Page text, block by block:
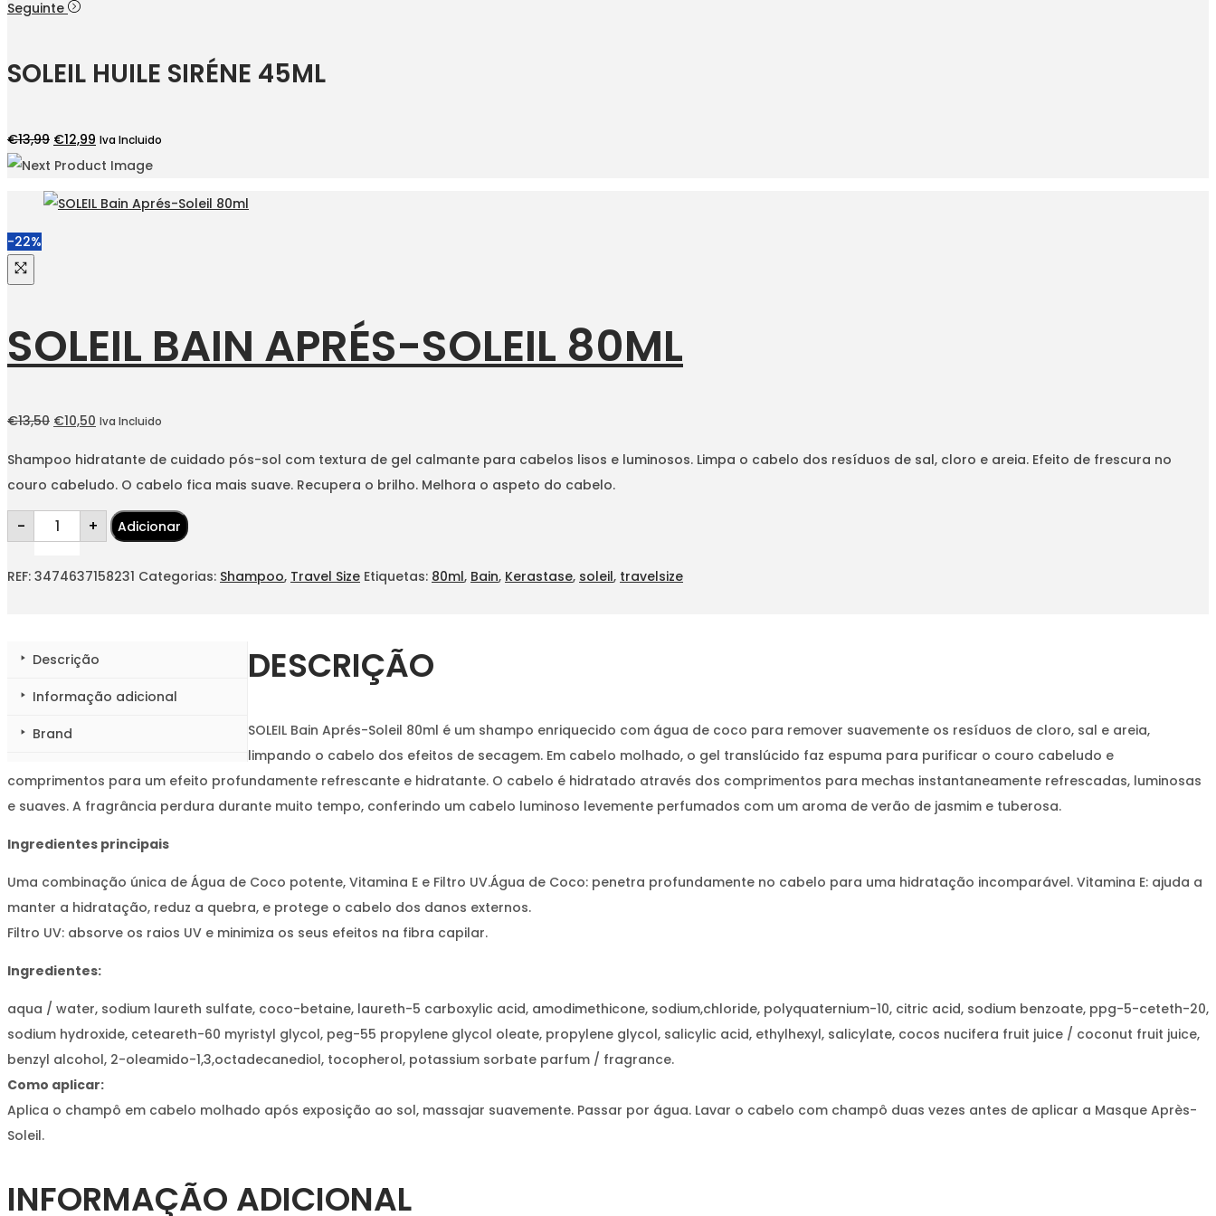
preço
€15,99.€11,99.
Seguinte
SOLEIL HUILE SIRÉNE 45ML
€13,99 O
preço
original
era:
€12,99 O
preço
é:
Iva Incluido
-22%
SOLEIL BAIN APRÉS-SOLEIL 80ML
€13,50 O
€13,50.
€10,50 O
€10,50.
Iva Incluido
Shampoo hidratante de cuidado pós-sol com textura de gel calmante para cabelos lisos e luminosos. Limpa o cabelo dos resíduos de sal, cloro e areia. Efeito de frescura no
couro cabeludo. O cabelo fica mais suave. Recupera o brilho. Melhora o aspeto do cabelo.
- Quantidade
SOLEIL
Aprés-
Soleil
+ Adicionar
REF: 3474637158231 Categorias: Shampoo, Travel Size Etiquetas: 80ml, Bain, Kerastase, soleil, travelsize
Descrição
Informação adicional
Brand
DESCRIÇÃO
SOLEIL Bain Aprés-Soleil 80ml é um shampo enriquecido com água de coco para remover suavemente os resíduos de cloro, sal e areia,
limpando o cabelo dos efeitos de secagem. Em cabelo molhado, o gel translúcido faz espuma para purificar o couro cabeludo e
comprimentos para um efeito profundamente refrescante e hidratante. O cabelo é hidratado através dos comprimentos para mechas instantaneamente refrescadas, luminosas
e suaves. A fragrância perdura durante muito tempo, conferindo um cabelo luminoso levemente perfumados com um aroma de verão de jasmim e tuberosa.
Ingredientes principais
Uma combinação única de Água de Coco potente, Vitamina E e Filtro UV.Água de Coco: penetra profundamente no cabelo para uma hidratação incomparável. Vitamina E: ajuda a
manter a hidratação, reduz a quebra, e protege o cabelo dos danos externos.
Filtro UV: absorve os raios UV e minimiza os seus efeitos na fibra capilar.
Ingredientes:
aqua / water, sodium laureth sulfate, coco-betaine, laureth-5 carboxylic acid, amodimethicone, sodium,chloride, polyquaternium-10, citric acid, sodium benzoate, ppg-5-ceteth-20,
sodium hydroxide, ceteareth-60 myristyl glycol, peg-55 propylene glycol oleate, propylene glycol, salicylic acid, ethylhexyl, salicylate, cocos nucifera fruit juice / coconut fruit juice,
benzyl alcohol, 2-oleamido-1,3,octadecanediol, tocopherol, potassium sorbate parfum / fragrance.
Como aplicar:
Aplica o champô em cabelo molhado após exposição ao sol, massajar suavemente. Passar por água. Lavar o cabelo com champô duas vezes antes de aplicar a Masque Après-
Soleil.
INFORMAÇÃO ADICIONAL